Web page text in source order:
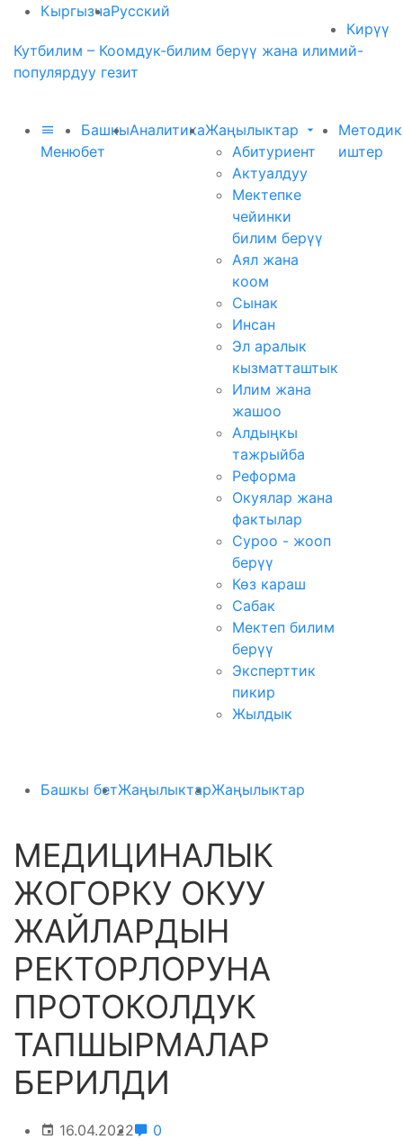
КыргызчаРусский
Кирүү
Кутбилим – Коомдук-билим берүү жана илимий-
популярдуу гезит
Меню
Башкы
бет
АналитикаЖаңылыктар
Абитуриент
Актуалдуу
Мектепке
чейинки
билим берүү
Аял жана
коом
Сынак
Инсан
Эл аралык
кызматташтык
Илим жана
жашоо
Алдыңкы
тажрыйба
Реформа
Окуялар жана
фактылар
Суроо - жооп
берүү
Көз караш
Сабак
Мектеп билим
берүү
Эксперттик
пикир
Жылдык
иштер
Башкы бетЖаңылыктарЖаңылыктар
МЕДИЦИНАЛЫК
ЖОГОРКУ ОКУУ
ЖАЙЛАРДЫН
РЕКТОРЛОРУНА
ПРОТОКОЛДУК
ТАПШЫРМАЛАР
БЕРИЛДИ
16.04.2022 0